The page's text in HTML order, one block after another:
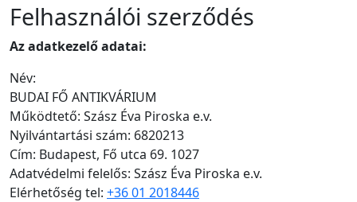
Felhasználói szerződés
Az adatkezelő adatai:
Név:
BUDAI FŐ ANTIKVÁRIUM
Működtető: Szász Éva Piroska e.v.
Nyilvántartási szám: 6820213
Cím: Budapest, Fő utca 69. 1027
Adatvédelmi felelős: Szász Éva Piroska e.v.
Elérhetőség tel: +36 01 2018446